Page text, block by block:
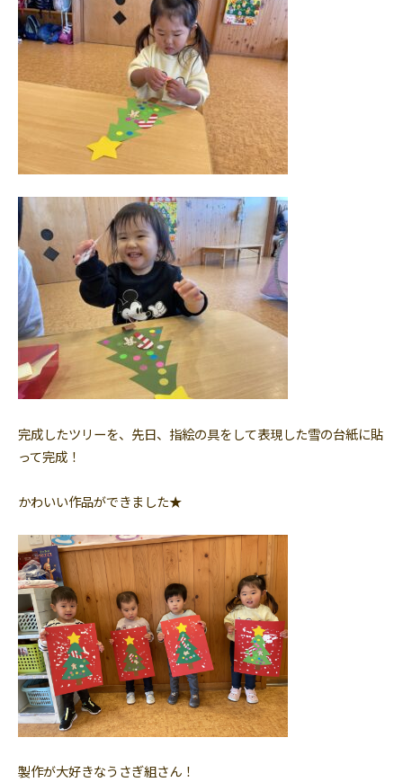
完成したツリーを、先日、指絵の具をして表現した雪の台紙に貼
って完成！
かわいい作品ができました★
製作が大好きなうさぎ組さん！